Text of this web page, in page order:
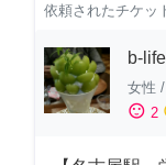
依頼されたチケッ
b-life
女性 /
sentiment_satisfied 2